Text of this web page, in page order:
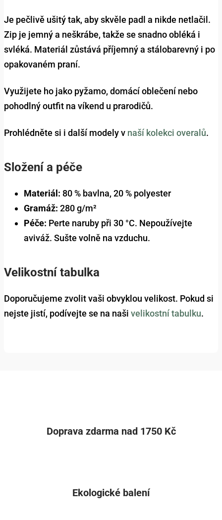
Je pečlivě ušitý tak, aby skvěle padl a nikde netlačil.
Zip je jemný a neškrábe, takže se snadno obléká i
svléká. Materiál zůstává příjemný a stálobarevný i po
opakovaném praní.
Využijete ho jako pyžamo, domácí oblečení nebo
pohodlný outfit na víkend u prarodičů.
Prohlédněte si i další modely v naší kolekci overalů.
Složení a péče
Materiál: 80 % bavlna, 20 % polyester
Gramáž: 280 g/m²
Péče: Perte naruby při 30 °C. Nepoužívejte
aviváž. Sušte volně na vzduchu.
Velikostní tabulka
Doporučujeme zvolit vaši obvyklou velikost. Pokud si
nejste jistí, podívejte se na naši velikostní tabulku.
Doprava zdarma nad 1750 Kč
Ekologické balení